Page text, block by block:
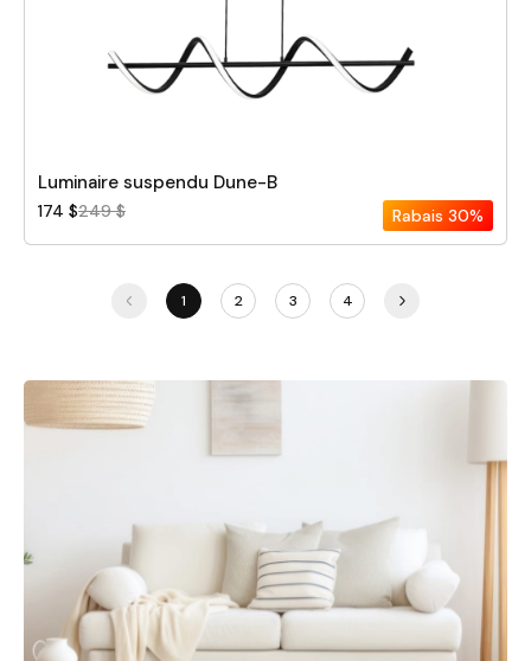
Luminaire suspendu Dune-B
174 $249 $ Rabais 30%
1 2 3 4